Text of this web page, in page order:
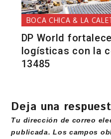
BOCA CHICA & LA
DP World
logísticas con la
13485
Deja una
Tu dirección de correo
publicada. Los campos